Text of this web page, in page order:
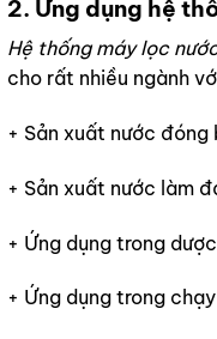
2. Ứng dụng hệ
Hệ thống máy lọc
cho rất nhiều ngành
+ Sản xuất nước đóng
+ Sản xuất nước làm
+ Ứng dụng trong
+ Ứng dụng trong